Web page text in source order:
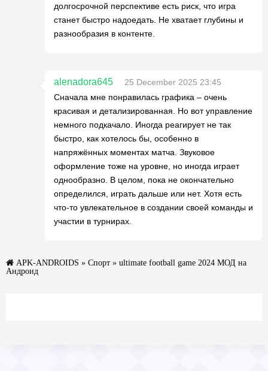
долгосрочной перспективе есть риск, что игра
станет быстро надоедать. Не хватает глубины и
разнообразия в контенте.
alenadora645
25 December 2025 23:45
Сначала мне понравилась графика – очень
красивая и детализированная. Но вот управление
немного подкачало. Иногда реагирует не так
быстро, как хотелось бы, особенно в
напряжённых моментах матча. Звуковое
оформление тоже на уровне, но иногда играет
однообразно. В целом, пока не окончательно
определился, играть дальше или нет. Хотя есть
что-то увлекательное в создании своей команды и
участии в турнирах.
APK-ANDROIDS » Спорт » ultimate football game 2024 МОД на
Андроид